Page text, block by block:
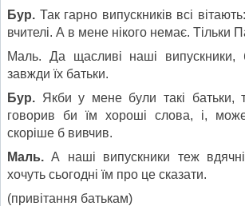
Бур. Так гарно випускників всі вітають:
вчителі. А в мене нікого немає. Тільки
Маль. Да щасливі наші
завжди їх батьки.
Бур. Якби у мене були такі батьки,
говорив би їм хороші слова, і,
скоріше б вивчив.
Маль. А наші випускники теж
хочуть сьогодні їм про це сказати.
(привітання батькам)